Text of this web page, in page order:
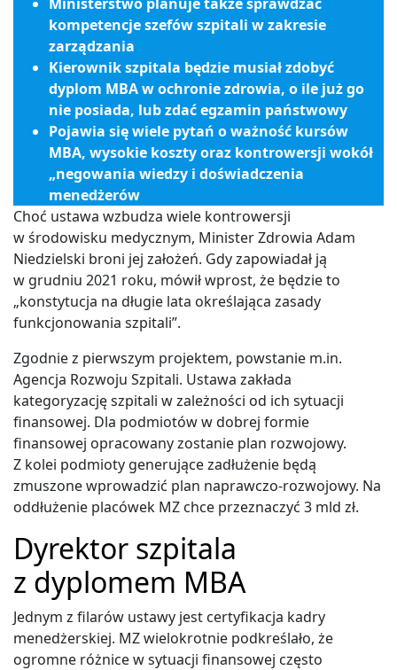
kompetencje szefów szpitali w zakresie
zarządzania
Kierownik szpitala będzie musiał zdobyć
dyplom MBA w ochronie zdrowia, o ile już go
nie posiada, lub zdać egzamin państwowy
Pojawia się wiele pytań o ważność kursów
MBA, wysokie koszty oraz kontrowersji wokół
„negowania wiedzy i doświadczenia
menedżerów
Choć ustawa wzbudza wiele kontrowersji
w środowisku medycznym, Minister Zdrowia Adam
Niedzielski broni jej założeń. Gdy zapowiadał ją
w grudniu 2021 roku, mówił wprost, że będzie to
„konstytucja na długie lata określająca zasady
funkcjonowania szpitali”.
Zgodnie z pierwszym projektem, powstanie m.in.
Agencja Rozwoju Szpitali. Ustawa zakłada
kategoryzację szpitali w zależności od ich sytuacji
finansowej. Dla podmiotów w dobrej formie
finansowej opracowany zostanie plan rozwojowy.
Z kolei podmioty generujące zadłużenie będą
zmuszone wprowadzić plan naprawczo-rozwojowy. Na
oddłużenie placówek MZ chce przeznaczyć 3 mld zł.
Dyrektor szpitala
z dyplomem MBA
Jednym z filarów ustawy jest certyfikacja kadry
menedżerskiej. MZ wielokrotnie podkreślało, że
ogromne różnice w sytuacji finansowej często